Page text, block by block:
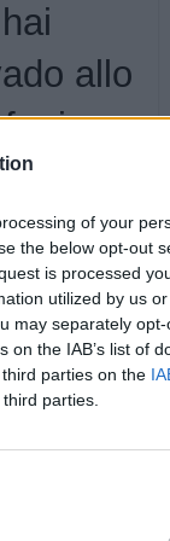
of your
the below opt-out
is processed
utilized by us
may separately
the IAB’s list of
parties on the
parties.
allo
mi
830
tutto
 Commenti: 4